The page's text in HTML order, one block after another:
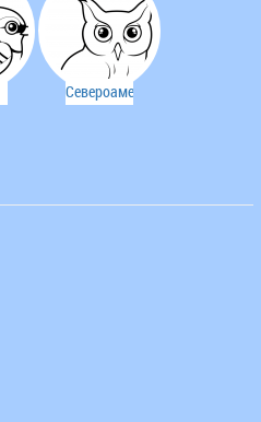
Североамериканская